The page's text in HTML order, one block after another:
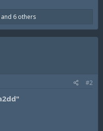
and 6 others
#2